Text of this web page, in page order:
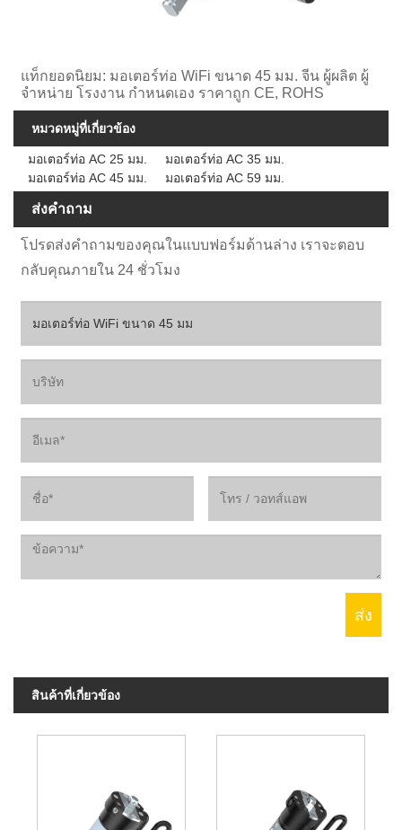
แท็กยอดนิยม: มอเตอร์ท่อ WiFi ขนาด 45 มม. จีน ผู้ผลิต ผู้
จำหน่าย โรงงาน กำหนดเอง ราคาถูก CE, ROHS
หมวดหมู่ที่เกี่ยวข้อง
มอเตอร์ท่อ AC 25 มม.
มอเตอร์ท่อ AC 35 มม.
มอเตอร์ท่อ AC 45 มม.
มอเตอร์ท่อ AC 59 มม.
ส่งคำถาม
โปรดส่งคำถามของคุณในแบบฟอร์มด้านล่าง เราจะตอบ
กลับคุณภายใน 24 ชั่วโมง
สินค้าที่เกี่ยวข้อง